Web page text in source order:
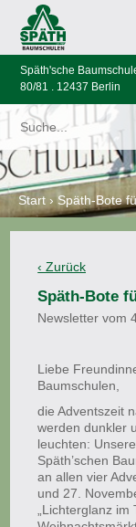
Späth'sche
80/81 . 12437 Berlin
Start ›Späth-Bote
Späth-Bote
Newsletter vom
Liebe
Baumschulen,
die Adventszeit
werden dunkler
leuchten:
Späth’schen
an allen vier
und 27.
„Lichterglanz